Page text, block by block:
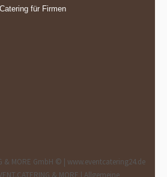
Catering für Firmen
& MORE GmbH © | www.eventcatering24.de